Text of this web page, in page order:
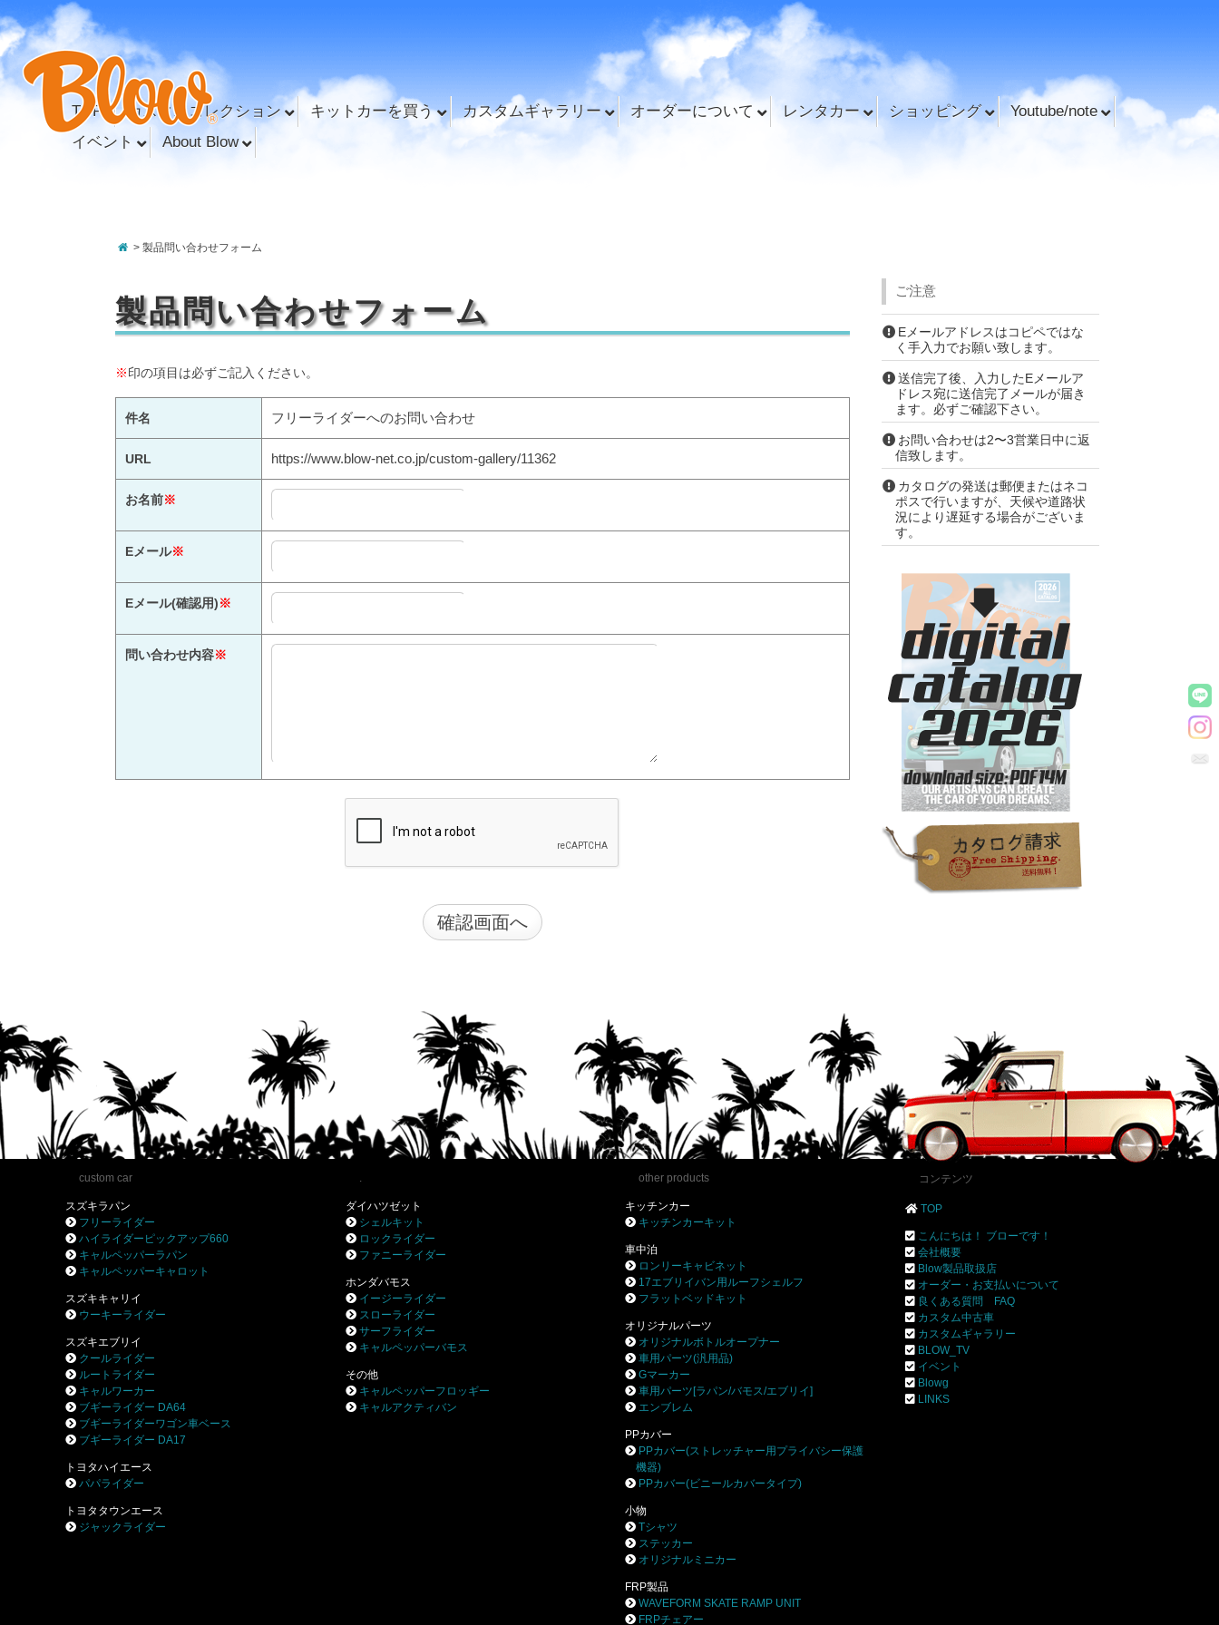
TOP カスタムコレクション キットカーを買う カスタムギャラリー オーダーについて レンタカー ショッピング
Youtube/note
イベント
About Blow
> 製品問い合わせフォーム
製品問い合わせフォーム
※印の項目は必ずご記入ください。
件名 フリーライダーへのお問い合わせ
URL https://www.blow-net.co.jp/custom-gallery/11362
お名前※
Eメール※
Eメール(確認用)※
問い合わせ内容※
ご注意
Eメールアドレスはコピペではな
く手入力でお願い致します。
送信完了後、入力したEメールア
ドレス宛に送信完了メールが届き
ます。必ずご確認下さい。
お問い合わせは2〜3営業日中に返
信致します。
カタログの発送は郵便またはネコ
ポスで行いますが、天候や道路状
況により遅延する場合がございま
す。
custom car
スズキラパン
フリーライダー
ハイライダーピックアップ660
キャルペッパーラパン
キャルペッパーキャロット
スズキキャリイ
ウーキーライダー
スズキエブリイ
クールライダー
ルートライダー
キャルワーカー
ブギーライダー DA64
ブギーライダーワゴン車ベース
ブギーライダー DA17
トヨタハイエース
パパライダー
トヨタタウンエース
ジャックライダー
.
ダイハツゼット
シェルキット
ロックライダー
ファニーライダー
ホンダバモス
イージーライダー
スローライダー
サーフライダー
キャルペッパーバモス
その他
キャルペッパーフロッギー
キャルアクティバン
other products
キッチンカー
キッチンカーキット
車中泊
ロンリーキャビネット
17エブリイバン用ルーフシェルフ
フラットベッドキット
オリジナルパーツ
オリジナルボトルオープナー
車用パーツ(汎用品)
Gマーカー
車用パーツ[ラパン/バモス/エブリイ]
エンブレム
PPカバー
PPカバー(ストレッチャー用プライバシー保護
機器)
PPカバー(ビニールカバータイプ)
小物
Tシャツ
ステッカー
オリジナルミニカー
FRP製品
WAVEFORM SKATE RAMP UNIT
FRPチェアー
コンテンツ
TOP
こんにちは！ ブローです！
会社概要
Blow製品取扱店
オーダー・お支払いについて
良くある質問 FAQ
カスタム中古車
カスタムギャラリー
BLOW_TV
イベント
Blowg
LINKS